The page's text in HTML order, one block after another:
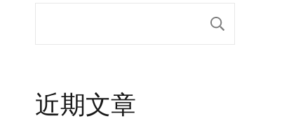
近期文章